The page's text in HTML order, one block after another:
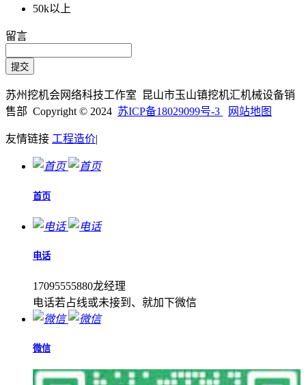
50k以上
留言
苏州挖机会网络科技工作室 昆山市玉山镇挖机汇机械设备销
售部 Copyright © 2024 苏ICP备18029099号-3 网站地图
友情链接 工程造价|
首页
电话
17095555880龙经理
电话若占线或未接到、就加下微信
微信